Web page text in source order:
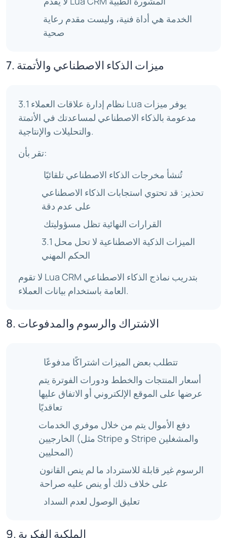
الخدمة هي أداة فنية، وليست مقدم رعاية
صحية
7. ميزات الذكاء الاصطناعي والأتمتة
3.1 نظام إدارة علاقات العملاء Lua يوفر ميزات
مدعومة بالذكاء الاصطناعي لمساعدتك في الأتمتة
والتحليلات والإنتاجية.
تقر بأن:
تُنشأ مخرجات الذكاء الاصطناعي تلقائيًا
تحذير: قد تحتوي استجابات الذكاء الاصطناعي
على عدم دقة
القرارات النهائية تظل مسؤوليتك
3.1 الميزات الذكية الاصطناعية لا تحل محل
الحكم المهني
لا تقوم Lua CRM بتدريب نماذج الذكاء الاصطناعي
العامة باستخدام بيانات العملاء.
8. الاشتراك والرسوم والمدفوعات
تتطلب بعض الميزات اشتراكًا مدفوعًا
أسعار المنتجات والخطط ودورات الفوترة يتم
عرضها على الموقع الإلكتروني أو الاتفاق عليها
تعاقديًا
دفع الأموال يتم من خلال موفري الخدمات
الخارجيين (مثل Stripe و Stripe والمشغلين
المحليين)
الرسوم غير قابلة للاسترداد ما لم ينص القانون
على خلاف ذلك أو ينص عليه صراحة
تعليق الوصول لعدم السداد
9. الملكية الفكرية